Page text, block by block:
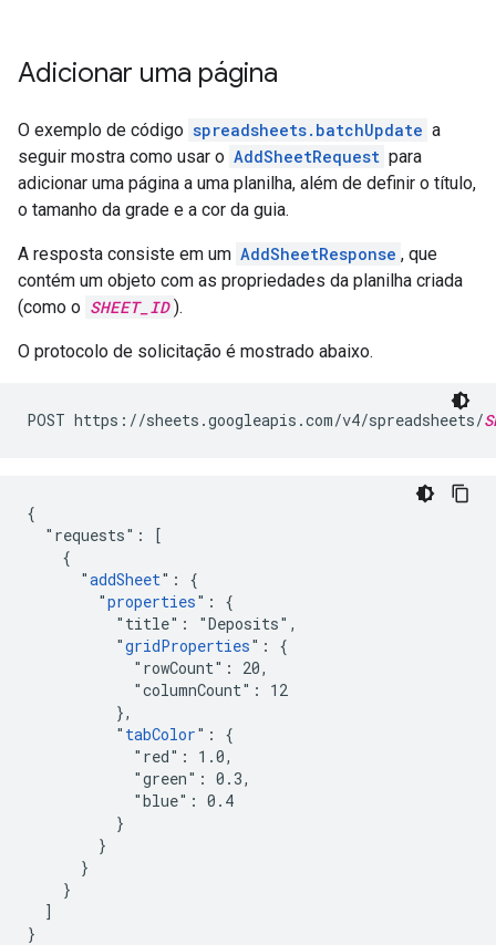
Adicionar uma página
O exemplo de código spreadsheets.batchUpdate a
seguir mostra como usar o AddSheetRequest para
adicionar uma página a uma planilha, além de definir o título,
o tamanho da grade e a cor da guia.
A resposta consiste em um AddSheetResponse , que
contém um objeto com as propriedades da planilha criada
(como o SHEET_ID ).
O protocolo de solicitação é mostrado abaixo.
POST https://sheets.googleapis.com/v4/spreadsheets/
{
  "requests": [
    {
      "
addSheet": {
        "
properties": {
          "title": "Deposits",
          "
gridProperties": {
            "rowCount": 20,
            "columnCount": 12
          },
          "
tabColor": {
            "red": 1.0,
            "green": 0.3,
            "blue": 0.4
          }
        }
      }
    }
  ]
}